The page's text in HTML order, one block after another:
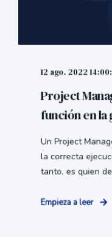
12 ago. 2022
Project
función en
Un Project
la correcta
tanto, es quien
Empieza a leer